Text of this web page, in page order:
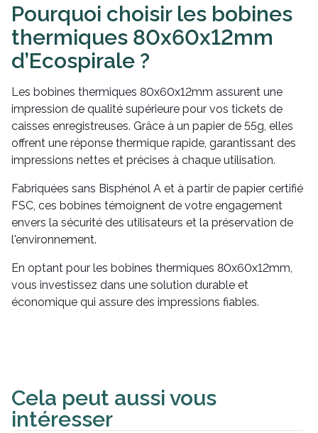
Pourquoi choisir les bobines
thermiques 80x60x12mm
d’Ecospirale ?
Les bobines thermiques 80x60x12mm assurent une
impression de qualité supérieure pour vos tickets de
caisses enregistreuses. Grâce à un papier de 55g, elles
offrent une réponse thermique rapide, garantissant des
impressions nettes et précises à chaque utilisation.
Fabriquées sans Bisphénol A et à partir de papier certifié
FSC, ces bobines témoignent de votre engagement
envers la sécurité des utilisateurs et la préservation de
l'environnement.
En optant pour les bobines thermiques 80x60x12mm,
vous investissez dans une solution durable et
économique qui assure des impressions fiables.
Cela peut aussi vous
intéresser